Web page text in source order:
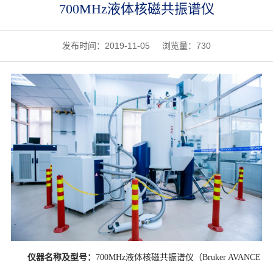
700MHz液体核磁共振谱仪
发布时间：2019-11-05 浏览量： 730
仪器名称及型号： 700MHz液体核磁共振谱仪（Bruker AVANCE